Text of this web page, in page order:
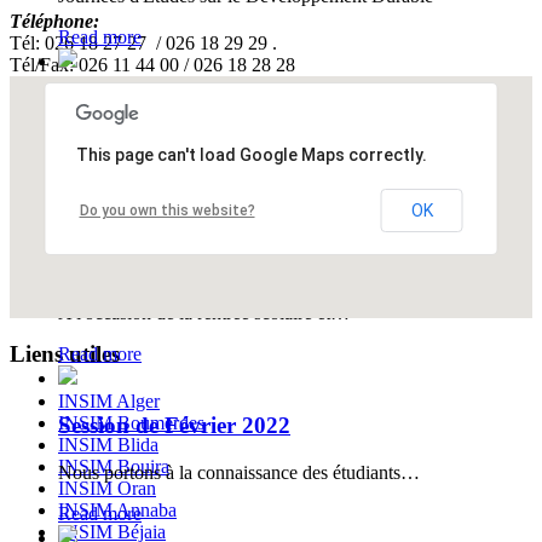
Read more
Journées Portes Ouvertes Octobre 2024
Journées Portes Ouvertes , Octobre 2014
A l'occasion de la rentrée scolaire et…
Read more
Session de Février 2022
Nous portons à la connaissance des étudiants…
Read more
Téléphone:
Tél: 026 18 27 27 / 026 18 29 29 .
Tél/Fax: 026 11 44 00 / 026 18 28 28
This page can't load Google Maps correctly.
Do you own this website? OK
Liens utiles
INSIM Alger
INSIM Boumerdes
INSIM Blida
INSIM Bouira
INSIM Oran
INSIM Annaba
INSIM Béjaia